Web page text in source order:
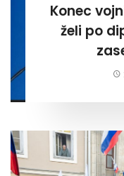
Konec
želi po